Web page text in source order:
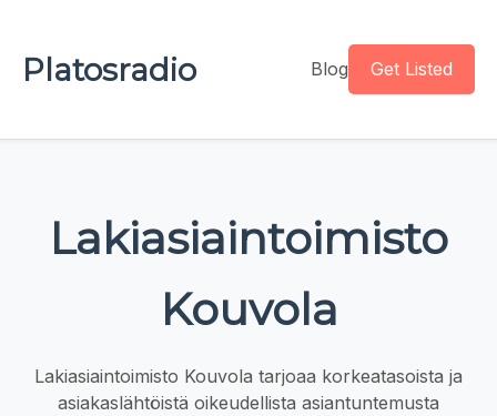
Platosradio Blog Get Listed
Lakiasiaintoimisto
Kouvola
Lakiasiaintoimisto Kouvola tarjoaa korkeatasoista ja
asiakaslähtöistä oikeudellista asiantuntemusta